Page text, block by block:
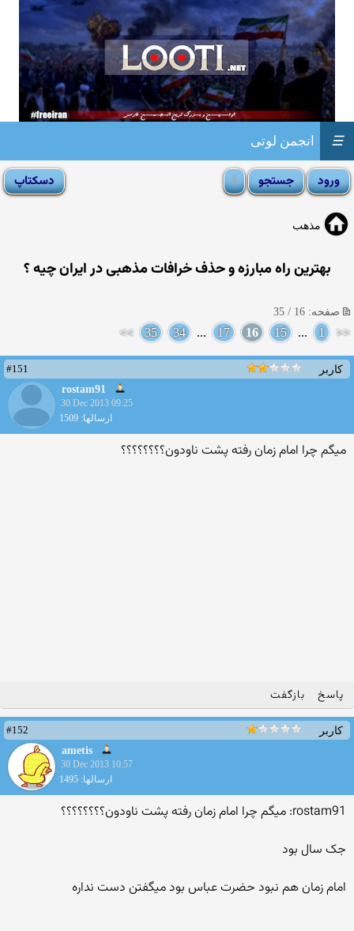
انجمن لوتی ☰
مذهب
بهترین راه مبارزه و حذف خرافات مذهبی در ایران چیه ؟
صفحه: 16 / 35
<<
1
...
15
16
17
...
34
35
>>
کاربر
#151
rostam91
30 Dec 2013 09:25
ارسالها: 1509
میگم چرا امام زمان رفته پشت ناودون؟؟؟؟؟؟؟؟
پاسخ بازگفت
کاربر
#152
ametis
30 Dec 2013 10:57
ارسالها: 1495
rostam91: میگم چرا امام زمان رفته پشت ناودون؟؟؟؟؟؟؟؟
جک سال بود
امام زمان هم نبود حضرت عباس بود میگفتن دست نداره